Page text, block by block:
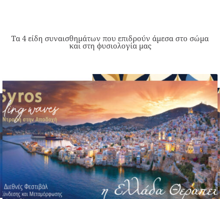
Τα 4 είδη συναισθημάτων που επιδρούν άμεσα στο σώμα
και στη φυσιολογία μας